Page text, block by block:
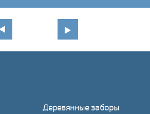
Деревянные заборы